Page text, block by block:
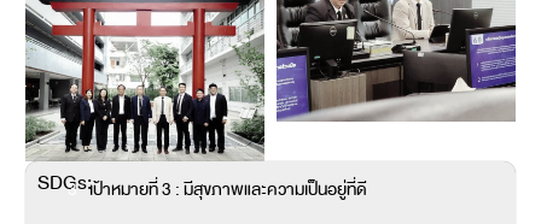
SDGs:
3 เป้าหมายที่ 3 : มีสุขภาพและความเป็นอยู่ที่ดี